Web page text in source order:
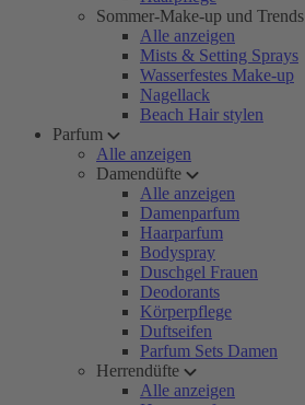
Sommer-Make-up und Trends
Alle anzeigen
Mists & Setting Sprays
Wasserfestes Make-up
Nagellack
Beach Hair stylen
Parfum
Alle anzeigen
Damendüfte
Alle anzeigen
Damenparfum
Haarparfum
Bodyspray
Duschgel Frauen
Deodorants
Körperpflege
Duftseifen
Parfum Sets Damen
Herrendüfte
Alle anzeigen